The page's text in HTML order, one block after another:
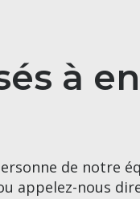
à
de notre
appelez-nous